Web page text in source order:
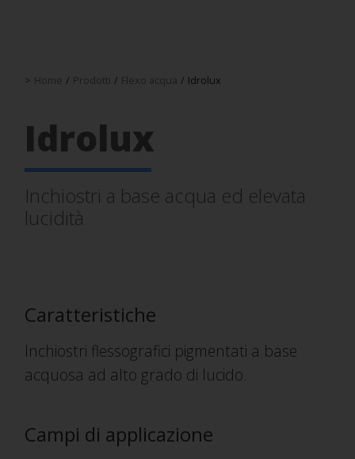
> Home / Prodotti / Flexo acqua / Idrolux
Idrolux
Inchiostri a base acqua ed elevata
lucidità
Caratteristiche
Inchiostri flessografici pigmentati a base
acquosa ad alto grado di lucido.
Campi di applicazione